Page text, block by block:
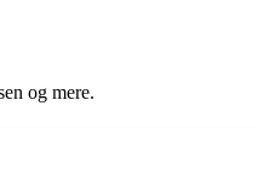
og mere.